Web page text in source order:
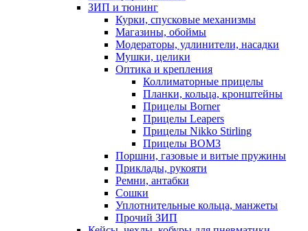
ЗИП и тюнинг
Курки, спусковые механизмы
Магазины, обоймы
Модераторы, удлинители, насадки
Мушки, целики
Оптика и крепления
Коллиматорные прицелы
Планки, кольца, кронштейны
Прицелы Borner
Прицелы Leapers
Прицелы Nikko Stirling
Прицелы ВОМЗ
Поршни, газовые и витые пружины
Приклады, рукояти
Ремни, антабки
Сошки
Уплотнительные кольца, манжеты
Прочий ЗИП